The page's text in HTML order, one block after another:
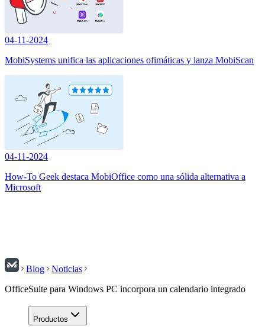
04-11-2024
MobiSystems unifica las aplicaciones ofimáticas y lanza MobiScan
04-11-2024
How-To Geek destaca MobiOffice como una sólida alternativa a
Microsoft
Blog
Noticias
OfficeSuite para Windows PC incorpora un calendario integrado
Productos